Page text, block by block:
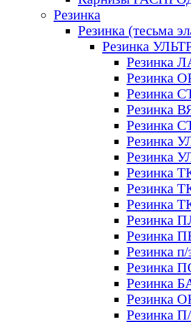
Резинка
Резинка (тесьма
Резинка
Резинка
Резинка
Резинка
Резинка
Резинка
Резинка
Резинка
Резинка
Резинка
Резинка
Резинка
Резинка
Резинка
Резинка
Резинка
Резинка
Резинка